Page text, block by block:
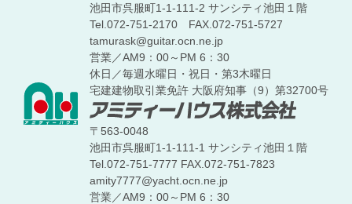
池田市呉服町1-1-111-2 サンシティ池田１階
Tel.072-751-2170FAX.072-751-5727
tamurask@guitar.ocn.ne.jp
営業／AM9：00～PM 6：30
休日／毎週水曜日・祝日・第3木曜日
宅建建物取引業免許 大阪府知事（9）第32700号
〒563-0048
池田市呉服町1-1-111-1 サンシティ池田１階
Tel.072-751-7777 FAX.072-751-7823
amity7777@yacht.ocn.ne.jp
営業／AM9：00～PM 6：30